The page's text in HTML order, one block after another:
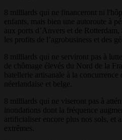
8 milliards qui ne financeront ni
enfants, mais bien une autoroute à
aux ports d’Anvers et de Rotterdam,
les profits de l’agrobusiness et des
8 milliards qui ne serviront pas à
de chômage élevés du Nord de la
batellerie artisanale à la
néerlandaise et belge.
8 milliards qui ne viseront pas à
inondations dont la fréquence
artificialiser encore plus nos sols, et
extrêmes.